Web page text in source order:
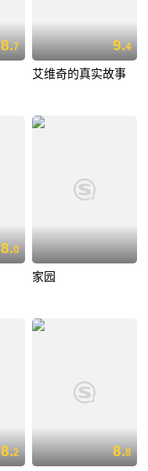
8.7 9.4
艾维奇的真实故事
8.0
家园
8.2 8.8